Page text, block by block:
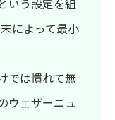
いう設定を組
によって最小
では慣れて無
ウェザーニュ